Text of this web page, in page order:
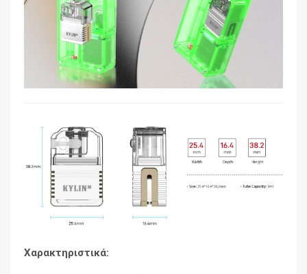
Χαρακτηριστικά: